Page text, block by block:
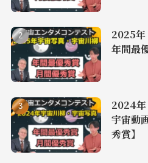
2025年
年間最
2024年
宇宙動
秀賞】